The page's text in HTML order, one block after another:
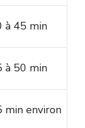
à 45 min
à 50 min
min environ